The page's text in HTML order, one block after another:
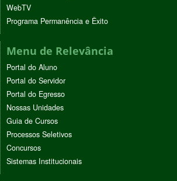
WebTV
Programa Permanência e Êxito
Menu de Relevância
Portal do Aluno
Portal do Servidor
Portal do Egresso
Nossas Unidades
Guia de Cursos
Processos Seletivos
Concursos
Sistemas Institucionais